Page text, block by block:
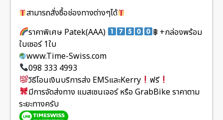
สามารถสั่งซื้อช่องทางต่างๆได้
ราคาพิเศษ Patek(AAA)
฿ +กล่องพร้อม
ใบเซอร์ 1ใบ
www.Time-Swiss.com
098 333 4993
วิธีโอนเงินบริการส่ง EMSและKerry
ฟรี
มีการจัดส่งทาง แมสเซนเจอร์ หรือ GrabBike ราคาตาม
ระยะทางครับ